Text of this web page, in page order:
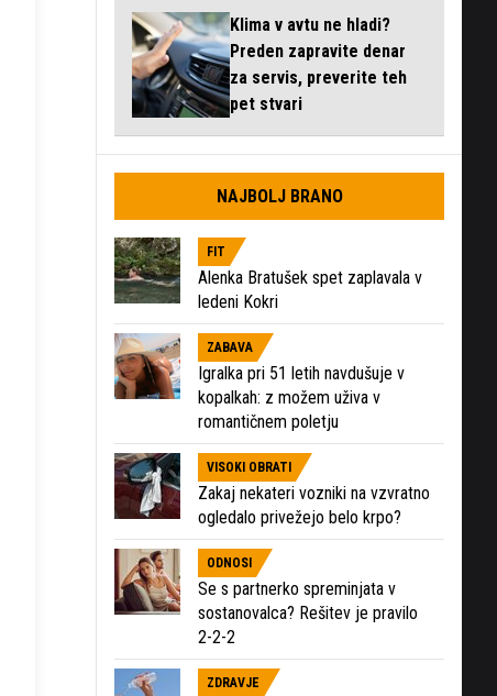
Klima v avtu ne hladi?
Preden zapravite denar
za servis, preverite teh
pet stvari
NAJBOLJ BRANO
FIT
Alenka Bratušek spet zaplavala v
ledeni Kokri
ZABAVA
Igralka pri 51 letih navdušuje v
kopalkah: z možem uživa v
romantičnem poletju
VISOKI OBRATI
Zakaj nekateri vozniki na vzvratno
ogledalo privežejo belo krpo?
ODNOSI
Se s partnerko spreminjata v
sostanovalca? Rešitev je pravilo
2-2-2
ZDRAVJE